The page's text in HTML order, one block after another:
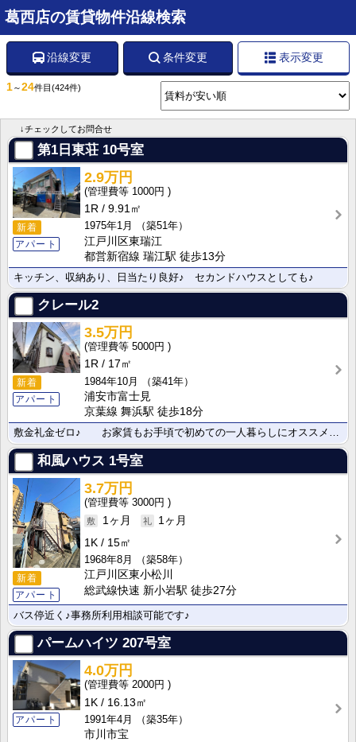
葛西店の賃貸物件沿線検索
沿線変更 条件変更 表示変更
1～24件目 (424件)
↓チェックしてお問合せ
第1日東荘 10号室
新着
アパート
2.9万円
1000円
1R
9.91㎡
1975年1月
（築51年）
江戸川区東瑞江
都営新宿線 瑞江駅 徒歩13分
キッチン、収納あり、日当たり良好♪ セカンドハウスとしても♪
クレール2
新着
アパート
3.5万円
5000円
1R
17㎡
1984年10月
（築41年）
浦安市富士見
京葉線 舞浜駅 徒歩18分
敷金礼金ゼロ♪ お家賃もお手頃で初めての一人暮らしにオススメです♪
和風ハウス 1号室
新着
アパート
3.7万円
3000円
1ヶ月
1ヶ月
1K
15㎡
1968年8月
（築58年）
江戸川区東小松川
総武線快速 新小岩駅 徒歩27分
バス停近く♪事務所利用相談可能です♪
パームハイツ 207号室
アパート
4.0万円
2000円
1K
16.13㎡
1991年4月
（築35年）
市川市宝